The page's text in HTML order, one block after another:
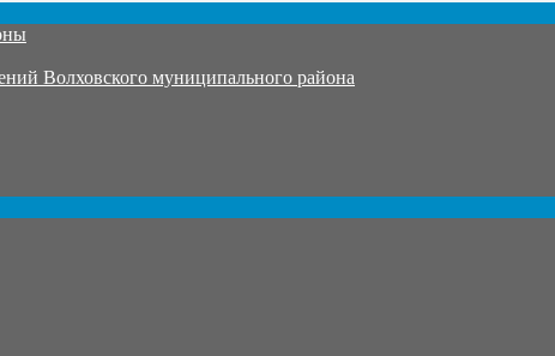
Волховского муниципального района